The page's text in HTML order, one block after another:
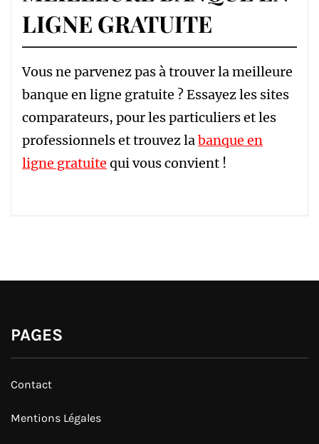
LIGNE GRATUITE
Vous ne parvenez pas à trouver la meilleure
banque en ligne gratuite ? Essayez les sites
comparateurs, pour les particuliers et les
professionnels et trouvez labanque en
ligne gratuite qui vous convient !
PAGES
Contact
Mentions Légales